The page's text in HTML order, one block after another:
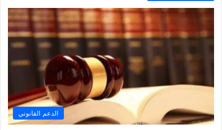
الدعم القانوني